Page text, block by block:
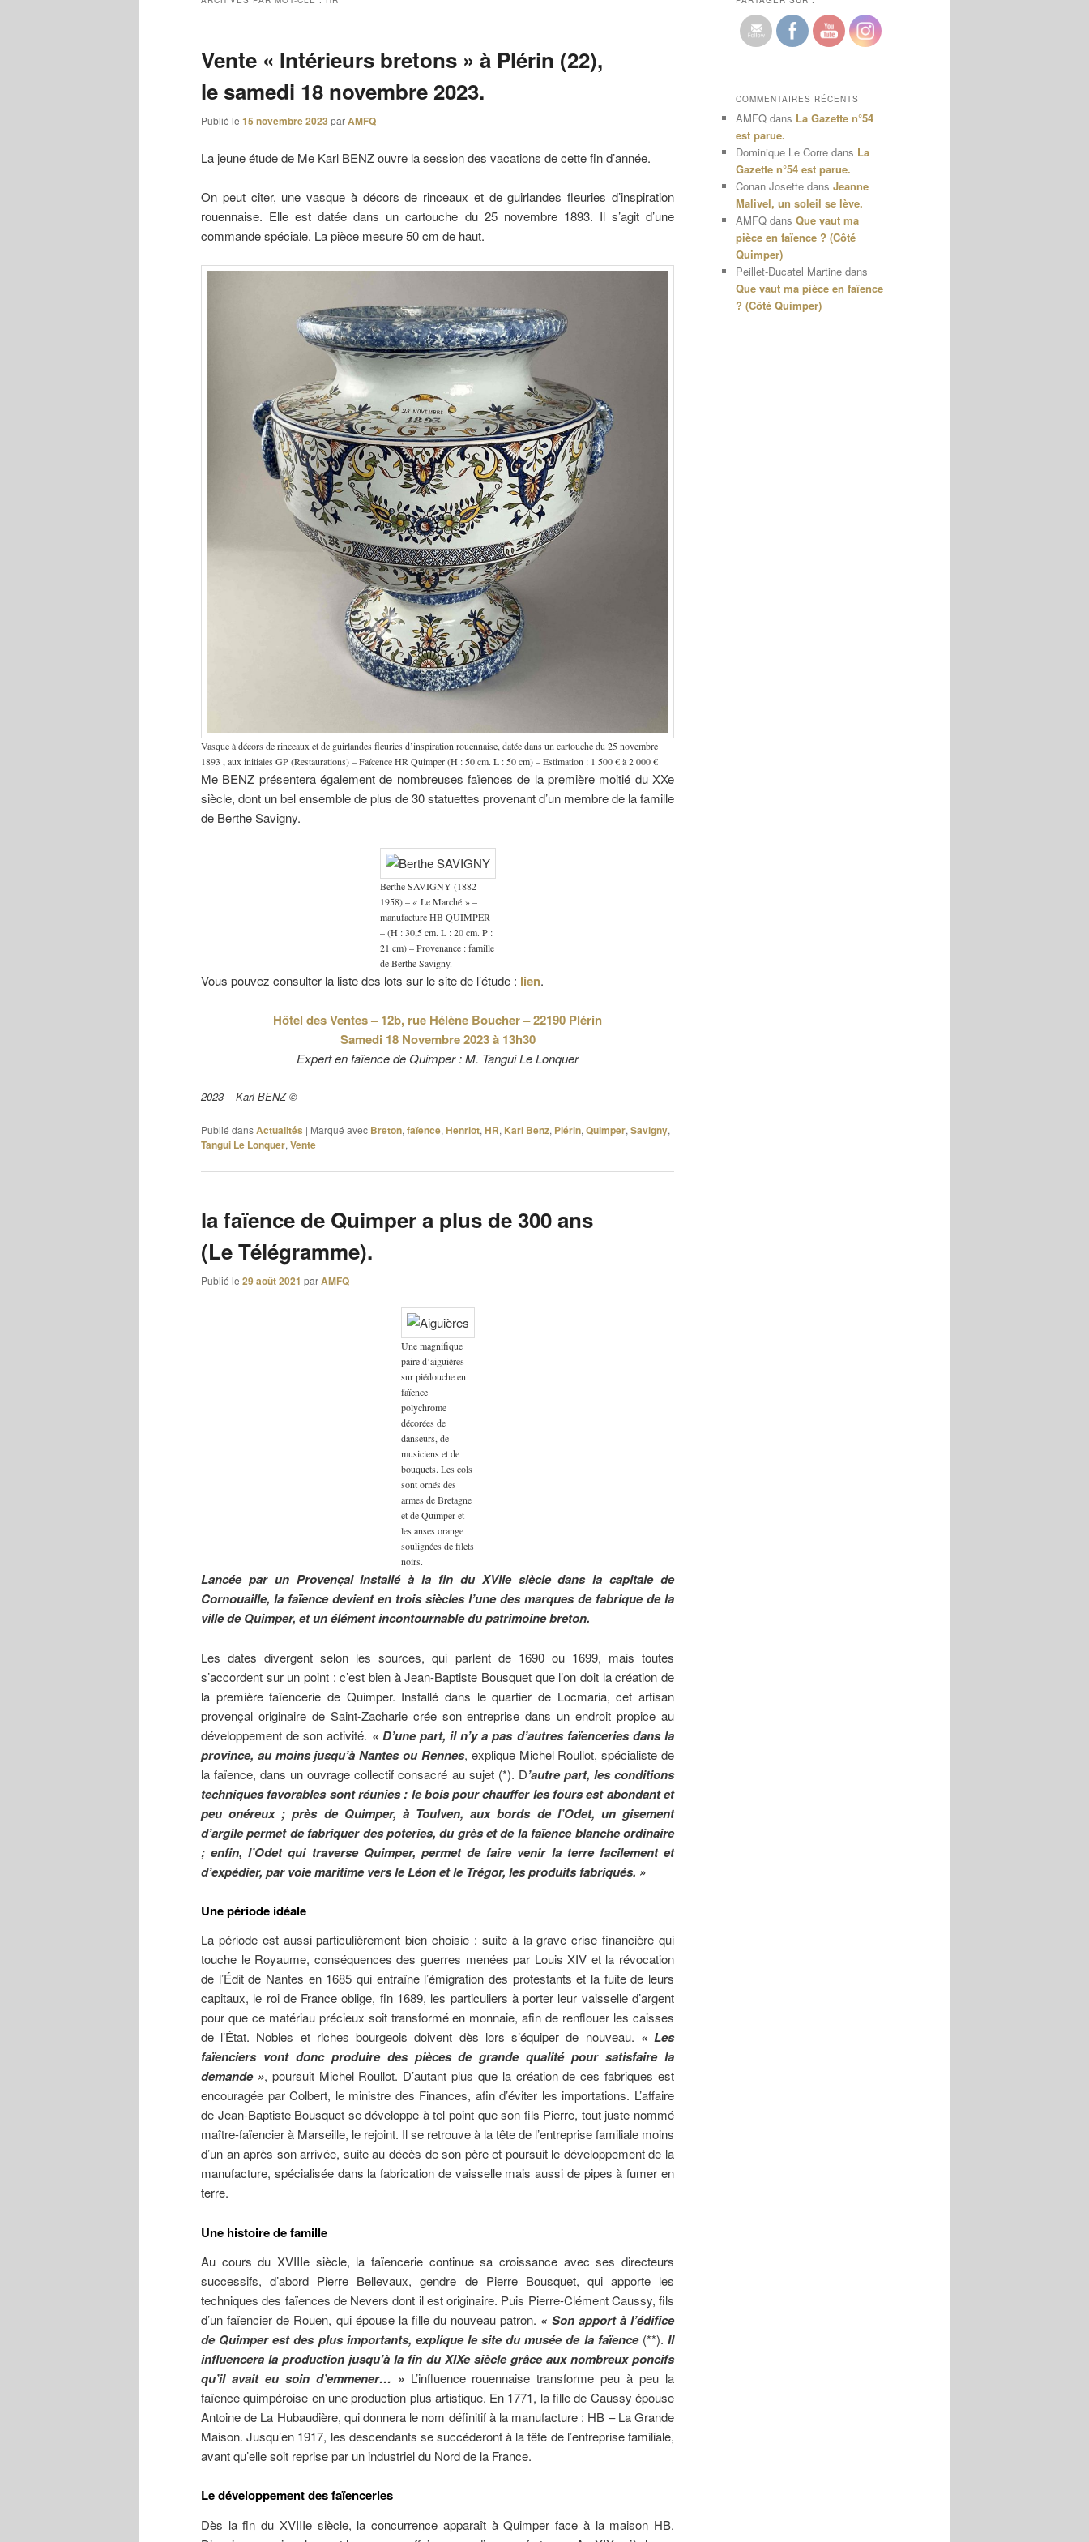
Vente « Intérieurs bretons » à Plérin (22),
le samedi 18 novembre 2023.
Publié le 15 novembre 2023 parAMFQ
La jeune étude de Me Karl BENZ ouvre la session des vacations de cette fin d’année.
On peut citer, une vasque à décors de rinceaux et de guirlandes fleuries d’inspiration
rouennaise. Elle est datée dans un cartouche du 25 novembre 1893. Il s’agit d’une
commande spéciale. La pièce mesure 50 cm de haut.
Vasque à décors de rinceaux et de guirlandes fleuries d’inspiration rouennaise, datée dans un cartouche du 25 novembre
1893 , aux initiales GP (Restaurations) – Faïcence HR Quimper (H : 50 cm. L : 50 cm) – Estimation : 1 500 € à 2 000 €
Me BENZ présentera également de nombreuses faïences de la première moitié du XXe
siècle, dont un bel ensemble de plus de 30 statuettes provenant d’un membre de la famille
de Berthe Savigny.
Berthe SAVIGNY (1882-
1958) – « Le Marché » –
manufacture HB QUIMPER
– (H : 30,5 cm. L : 20 cm. P :
21 cm) – Provenance : famille
de Berthe Savigny.
Vous pouvez consulter la liste des lots sur le site de l’étude : lien.
Hôtel des Ventes – 12b, rue Hélène Boucher – 22190 Plérin
Samedi 18 Novembre 2023 à 13h30
Expert en faïence de Quimper : M. Tangui Le Lonquer
2023 – Karl BENZ ©
Publié dansActualités | Marqué avec Breton, faïence, Henriot, HR, Karl Benz, Plérin, Quimper, Savigny,
Tangui Le Lonquer, Vente
la faïence de Quimper a plus de 300 ans
(Le Télégramme).
Publié le 29 août 2021 parAMFQ
Une magnifique
paire d’aiguières
sur piédouche en
faïence
polychrome
décorées de
danseurs, de
musiciens et de
bouquets. Les cols
sont ornés des
armes de Bretagne
et de Quimper et
les anses orange
soulignées de filets
noirs.
Lancée par un Provençal installé à la fin du XVIIe siècle dans la capitale de
Cornouaille, la faïence devient en trois siècles l’une des marques de fabrique de la
ville de Quimper, et un élément incontournable du patrimoine breton.
Les dates divergent selon les sources, qui parlent de 1690 ou 1699, mais toutes
s’accordent sur un point : c’est bien à Jean-Baptiste Bousquet que l’on doit la création de
la première faïencerie de Quimper. Installé dans le quartier de Locmaria, cet artisan
provençal originaire de Saint-Zacharie crée son entreprise dans un endroit propice au
développement de son activité. « D’une part, il n’y a pas d’autres faïenceries dans la
province, au moins jusqu’à Nantes ou Rennes, explique Michel Roullot, spécialiste de
la faïence, dans un ouvrage collectif consacré au sujet (*). D’autre part, les conditions
techniques favorables sont réunies : le bois pour chauffer les fours est abondant et
peu onéreux ; près de Quimper, à Toulven, aux bords de l’Odet, un gisement
d’argile permet de fabriquer des poteries, du grès et de la faïence blanche ordinaire
; enfin, l’Odet qui traverse Quimper, permet de faire venir la terre facilement et
d’expédier, par voie maritime vers le Léon et le Trégor, les produits fabriqués. »
Une période idéale
La période est aussi particulièrement bien choisie : suite à la grave crise financière qui
touche le Royaume, conséquences des guerres menées par Louis XIV et la révocation
de l’Édit de Nantes en 1685 qui entraîne l’émigration des protestants et la fuite de leurs
capitaux, le roi de France oblige, fin 1689, les particuliers à porter leur vaisselle d’argent
pour que ce matériau précieux soit transformé en monnaie, afin de renflouer les caisses
de l’État. Nobles et riches bourgeois doivent dès lors s’équiper de nouveau. « Les
faïenciers vont donc produire des pièces de grande qualité pour satisfaire la
demande», poursuit Michel Roullot. D’autant plus que la création de ces fabriques est
encouragée par Colbert, le ministre des Finances, afin d’éviter les importations. L’affaire
de Jean-Baptiste Bousquet se développe à tel point que son fils Pierre, tout juste nommé
maître-faïencier à Marseille, le rejoint. Il se retrouve à la tête de l’entreprise familiale moins
d’un an après son arrivée, suite au décès de son père et poursuit le développement de la
manufacture, spécialisée dans la fabrication de vaisselle mais aussi de pipes à fumer en
terre.
Une histoire de famille
Au cours du XVIIIe siècle, la faïencerie continue sa croissance avec ses directeurs
successifs, d’abord Pierre Bellevaux, gendre de Pierre Bousquet, qui apporte les
techniques des faïences de Nevers dont il est originaire. Puis Pierre-Clément Caussy, fils
d’un faïencier de Rouen, qui épouse la fille du nouveau patron. « Son apport à l’édifice
de Quimper est des plus importants, explique le site du musée de la faïence(**).Il
influencera la production jusqu’à la fin du XIXe siècle grâce aux nombreux poncifs
qu’il avait eu soin d’emmener… »L’influence rouennaise transforme peu à peu la
faïence quimpéroise en une production plus artistique. En 1771, la fille de Caussy épouse
Antoine de La Hubaudière, qui donnera le nom définitif à la manufacture : HB – La Grande
Maison. Jusqu’en 1917, les descendants se succéderont à la tête de l’entreprise familiale,
avant qu’elle soit reprise par un industriel du Nord de la France.
Le développement des faïenceries
Dès la fin du XVIIIe siècle, la concurrence apparaît à Quimper face à la maison HB.
COMMENTAIRES RÉCENTS
AMFQ dans La Gazette n°54
est parue.
Dominique Le Corre dans La
Gazette n°54 est parue.
Conan Josette dans Jeanne
Malivel, un soleil se lève.
AMFQ dans Que vaut ma
pièce en faïence ? (Côté
Quimper)
Peillet-Ducatel Martine dans
Que vaut ma pièce en faïence
? (Côté Quimper)